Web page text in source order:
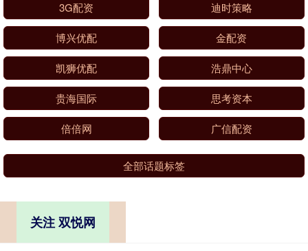
3G配资 迪时策略
博兴优配 金配资
凯狮优配 浩鼎中心
贵海国际 思考资本
倍倍网 广信配资
全部话题标签
关注 双悦网